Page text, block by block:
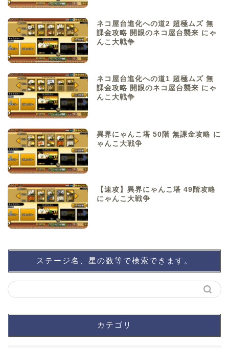
ネコ屋台進化への道2 超極ムズ 無
課金攻略 開眼のネコ屋台襲来 にゃ
んこ大戦争
ネコ屋台進化への道1 超極ムズ 無
課金攻略 開眼のネコ屋台襲来 にゃ
んこ大戦争
異界にゃんこ塔 50階 無課金攻略 に
ゃんこ大戦争
【速攻】異界にゃんこ塔 49階攻略
にゃんこ大戦争
ステージ名、星の数等で検索できます。
カテゴリ